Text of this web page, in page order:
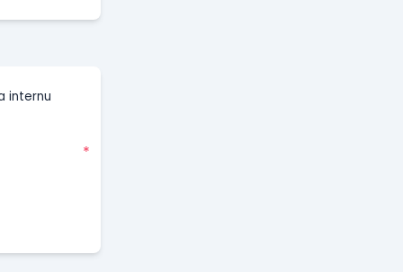
internu
*